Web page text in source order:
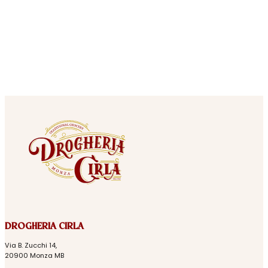
DROGHERIA CIRLA
Via B. Zucchi 14,
20900 Monza MB